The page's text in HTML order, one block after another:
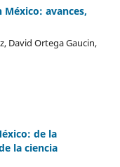
avances,
David Ortega Gaucin,
de la
la ciencia